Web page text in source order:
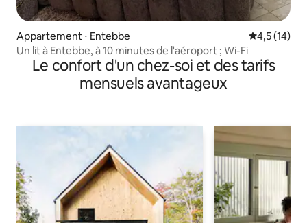
Appartement ⋅ Entebbe Évaluation
4,5 (14)
Un lit à Entebbe, à 10 minutes de l'aéroport ; Wi-Fi
Le confort d'un chez-soi et des tarifs
mensuels avantageux